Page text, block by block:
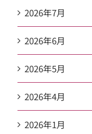
2026年7月
2026年6月
2026年5月
2026年4月
2026年1月